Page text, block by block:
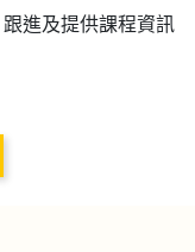
進及提供課程資訊